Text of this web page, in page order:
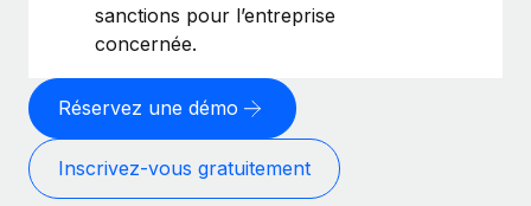
sanctions pour l’entreprise
concernée.
Réservez une démo
Inscrivez‑vous gratuitement